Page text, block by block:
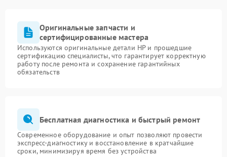
Оригинальные запчасти и
сертифицированные мастера
Используются оригинальные детали HP и прошедшие
сертификацию специалисты, что гарантирует корректную
работу после ремонта и сохранение гарантийных
обязательств
Бесплатная диагностика и быстрый ремонт
Современное оборудование и опыт позволяют провести
экспресс-диагностику и восстановление в кратчайшие
сроки, минимизируя время без устройства